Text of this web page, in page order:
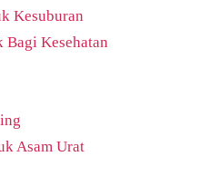
Kesuburan
Bagi Kesehatan
Asam Urat